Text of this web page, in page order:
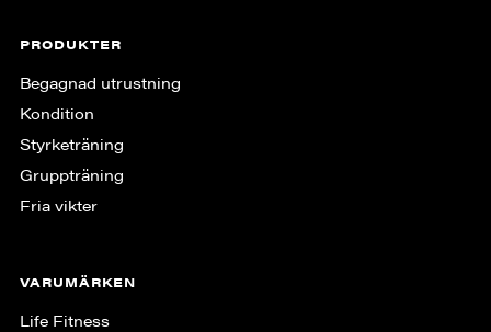
PRODUKTER
Begagnad utrustning
Kondition
Styrketräning
Gruppträning
Fria vikter
VARUMÄRKEN
Life Fitness